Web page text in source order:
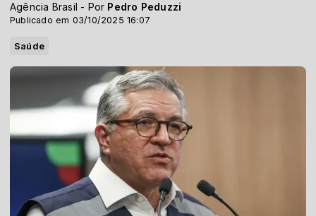
Agência Brasil - Por Pedro Peduzzi
Publicado em 03/10/2025 16:07
Saúde